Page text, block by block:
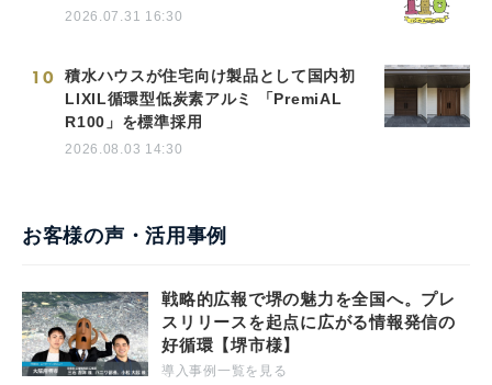
2026.07.31 16:30
10
積水ハウスが住宅向け製品として国内初
LIXIL循環型低炭素アルミ 「PremiAL
R100」を標準採用
2026.08.03 14:30
お客様の声・活用事例
戦略的広報で堺の魅力を全国へ。プレ
スリリースを起点に広がる情報発信の
好循環【堺市様】
導入事例一覧を見る